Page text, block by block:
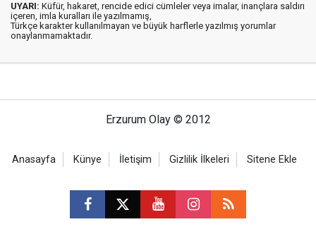
UYARI: Küfür, hakaret, rencide edici cümleler veya imalar, inançlara saldırı
içeren, imla kuralları ile yazılmamış,
Türkçe karakter kullanılmayan ve büyük harflerle yazılmış yorumlar
onaylanmamaktadır.
Erzurum Olay © 2012
Anasayfa Künye İletişim Gizlilik İlkeleri Sitene Ekle